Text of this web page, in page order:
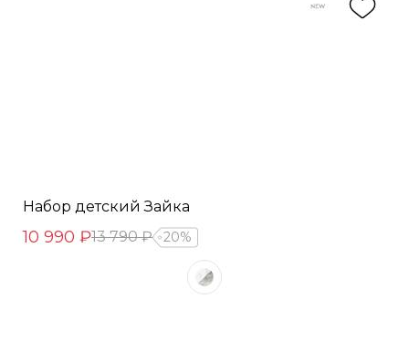
Набор детский Зайка
10 990 ₽13 790 ₽ 20%